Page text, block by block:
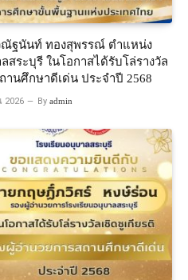
ฐนันท์ ทองสุพรรณ์ ตำแหน่ง
สระบุรี ในโอกาสได้รับโล่รางวัล
านศึกษาดีเด่น ประจำปี 2568
2026 By admin